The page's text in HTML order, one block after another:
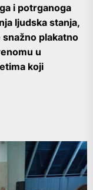
i potrganoga
ljudska stanja,
plakatno
u
koji